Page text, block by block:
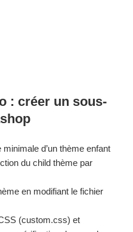
: créer un sous-
d’un thème enfant
du child thème par
en modifiant le fichier
(custom.css) et